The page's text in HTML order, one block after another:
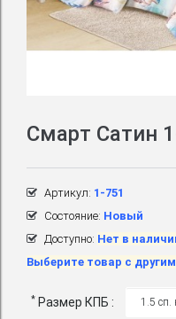
Смарт Сатин
Артикул: 1-751
Состояние: Новый
Доступно: Нет в
Выберите товар с
* Размер КПБ :